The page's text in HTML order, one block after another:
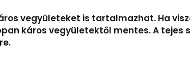
vegyületeket is tartalmazhat. Ha
káros vegyületektől mentes. A